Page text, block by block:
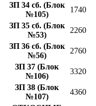
ЗП 34 сб. (Блок
№105)
1740
ЗП 35 сб. (Блок
№53)
2260
ЗП 36 сб. (Блок
№56)
2760
ЗП 37 (Блок
№106)
3320
ЗП 38 (Блок
№107)
4360